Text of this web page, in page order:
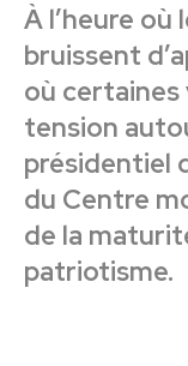
À l’heure où
bruissent
où
tension
présidentiel
du Centre
de la
patriotisme.